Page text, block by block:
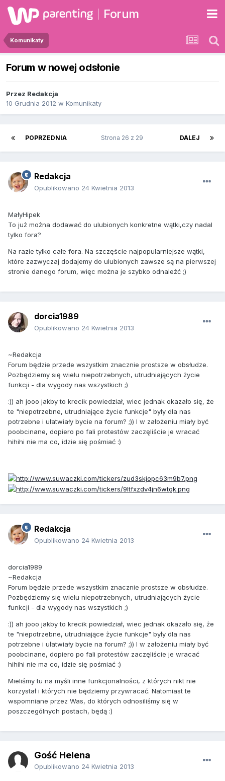
Forum
Komunikaty
Forum w nowej odsłonie
Przez Redakcja
10 Grudnia 2012 w Komunikaty
POPRZEDNIA DALEJ
Strona 26 z 29
Redakcja
Opublikowano 24 Kwietnia 2013
MałyHipek
To już można dodawać do ulubionych konkretne wątki,czy nadal
tylko fora?
Na razie tylko całe fora. Na szczęście najpopularniejsze wątki,
które zazwyczaj dodajemy do ulubionych zawsze są na pierwszej
stronie danego forum, więc można je szybko odnaleźć ;)
dorcia1989
Opublikowano 24 Kwietnia 2013
~Redakcja
Forum będzie przede wszystkim znacznie prostsze w obsłudze.
Pozbędziemy się wielu niepotrzebnych, utrudniających życie
funkcji - dla wygody nas wszystkich ;)
:)) ah jooo jakby to krecik powiedział, wiec jednak okazało się, że
te "niepotrzebne, utrudniające życie funkcje" były dla nas
potrzebne i ułatwiały bycie na forum? ;)) I w założeniu miały być
poobcinane, dopiero po fali protestów zaczęliście je wracać
hihihi nie ma co, idzie się pośmiać :)
Redakcja
Opublikowano 24 Kwietnia 2013
dorcia1989
~Redakcja
Forum będzie przede wszystkim znacznie prostsze w obsłudze.
Pozbędziemy się wielu niepotrzebnych, utrudniających życie
funkcji - dla wygody nas wszystkich ;)
:)) ah jooo jakby to krecik powiedział, wiec jednak okazało się, że
te "niepotrzebne, utrudniające życie funkcje" były dla nas
potrzebne i ułatwiały bycie na forum? ;)) I w założeniu miały być
poobcinane, dopiero po fali protestów zaczęliście je wracać
hihihi nie ma co, idzie się pośmiać :)
Mieliśmy tu na myśli inne funkcjonalności, z których nikt nie
korzystał i których nie będziemy przywracać. Natomiast te
wspomniane przez Was, do których odnosiliśmy się w
poszczególnych postach, będą :)
Gość Helena
Opublikowano 24 Kwietnia 2013